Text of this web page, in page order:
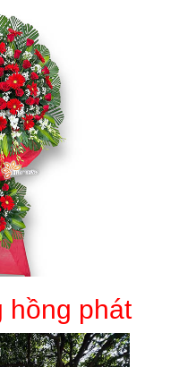
hồng phát